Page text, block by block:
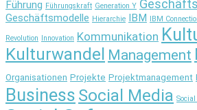
Führung Führungskraft Generation Y
Geschäftsmodelle Hierarchie IBM IBM
Revolution Innovation Kommunikation
Kulturwandel Management
Organisationen Projekte Projektmanagement
Business Social Media